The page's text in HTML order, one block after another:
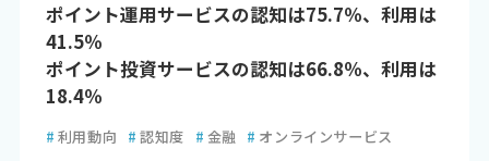
ポイント運用サービスの認知は75.7％、利用は
41.5％
ポイント投資サービスの認知は66.8％、利用は
18.4％
# 利用動向 # 認知度 # 金融 # オンラインサービス